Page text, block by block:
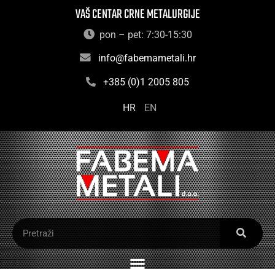
VAŠ CENTAR CRNE METALURGIJE
pon – pet: 7:30-15:30
info@fabemametali.hr
+385 (0)1 2005 805
HR EN